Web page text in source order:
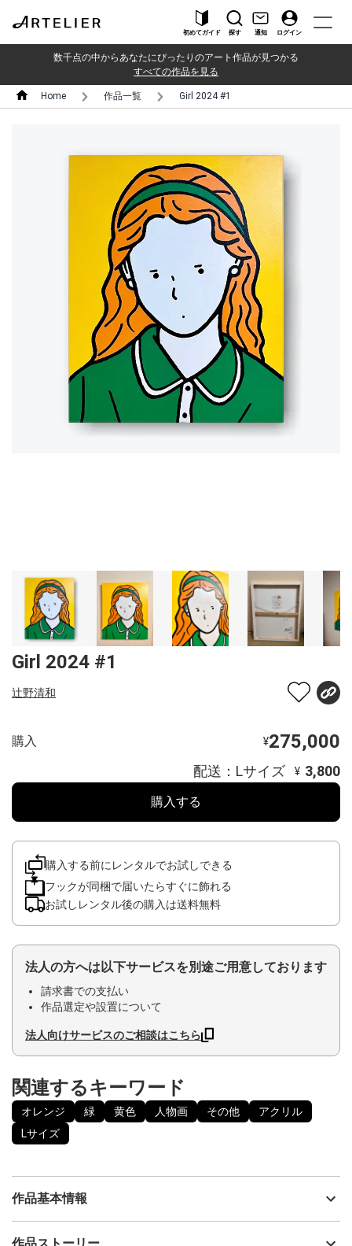
初めてガイド 探す 通知 ログイン
数千点の中からあなたにぴったりのアート作品が見つかる
すべての作品を見る
Home 作品一覧 Girl 2024 #1
Girl 2024 #1
辻野清和
購入 ¥275,000
配送：Lサイズ ¥ 3,800
購入する
購入する前にレンタルでお試しできる
フックが同梱で届いたらすぐに飾れる
お試しレンタル後の購入は送料無料
法人の方へは以下サービスを別途ご用意しております
請求書での支払い
作品選定や設置について
法人向けサービスのご相談はこちら
関連するキーワード
オレンジ 緑 黄色 人物画 その他
アクリル
Lサイズ
作品基本情報
出品者